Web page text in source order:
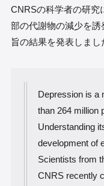
CNRSの科学者の研究
部の代謝物の減少を
旨の結果を発表しまし
Depression is a
than 264 million
Understanding
development of
Scientists from
CNRS recently